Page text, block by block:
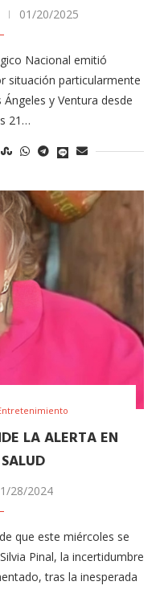
01/20/2025
Nacional emitió
situación particularmente
y Ventura desde
21…
LA ALERTA EN
28/2024
que este miércoles se
Pinal, la incertidumbre
tras la inesperada